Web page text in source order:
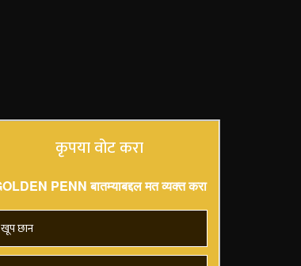
कृपया वोट करा
PENN बातम्याबद्दल मत व्यक्त करा
खूप छान